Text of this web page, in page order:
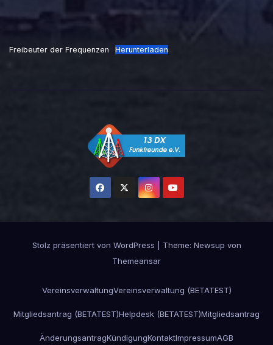
Freibeuter der Frequenzen Herunterladen
Stolz präsentiert von WordPress Theme: Newsup von
Themeansar
VereinsverwaltungVereinsverwaltung (BETATEST)
Mitgliedsantrag (BETATEST)Helpdesk (BETATEST)Mitgliedsantrag
ÄnderungsantragKündigungKontaktImpressumAGB